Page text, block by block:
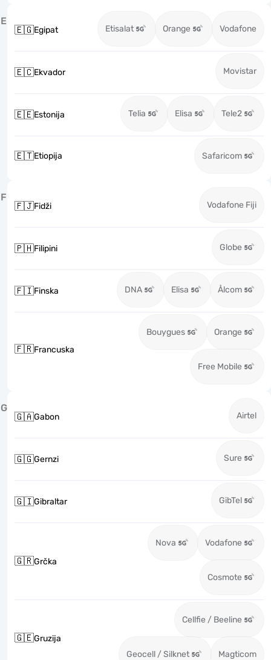
E
🇪🇬Egipat Etisalat Orange Vodafone
🇪🇨Ekvador Movistar
🇪🇪Estonija Telia Elisa Tele2
🇪🇹Etiopija Safaricom
F
🇫🇯Fidži Vodafone Fiji
🇵🇭Filipini Globe
🇫🇮Finska DNA Elisa Ålcom
🇫🇷Francuska
Bouygues Orange
Free Mobile
G
🇬🇦Gabon Airtel
🇬🇬Gernzi Sure
🇬🇮Gibraltar GibTel
🇬🇷Grčka
Nova Vodafone
Cosmote
🇬🇪Gruzija
Cellfie / Beeline
Geocell / Silknet Magticom